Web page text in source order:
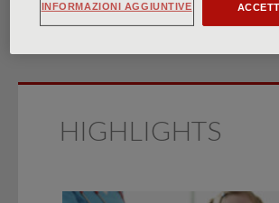
HIGHLIGHTS
INFORMAZIONI AGGIUNTIVE